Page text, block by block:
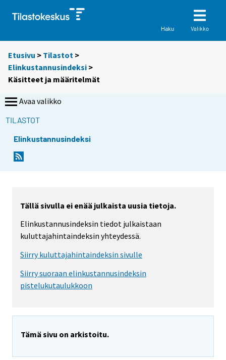
Haku Valikko
Etusivu > Tilastot >
Elinkustannusindeksi >
Käsitteet ja määritelmät
Avaa valikko
TILASTOT
Elinkustannusindeksi
Tällä sivulla ei enää julkaista uusia tietoja.
Elinkustannusindeksin tiedot julkaistaan
kuluttajahintaindeksin yhteydessä.
Siirry kuluttajahintaindeksin sivulle
Siirry suoraan elinkustannusindeksin
pistelukutaulukkoon
Tämä sivu on arkistoitu.